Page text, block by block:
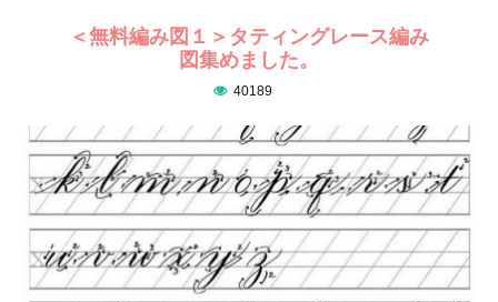
＜無料編み図１＞タティングレース編み
図集めました。
40189